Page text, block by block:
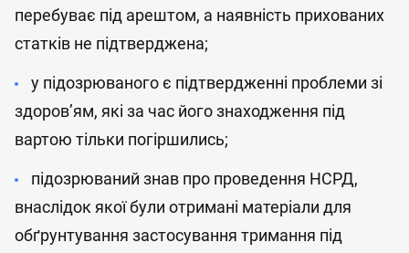
перебуває під арештом, а наявність прихованих
статків не підтверджена;
у підозрюваного є підтвердженні проблеми зі
здоров’ям, які за час його знаходження під
вартою тільки погіршились;
підозрюваний знав про проведення НСРД,
внаслідок якої були отримані матеріали для
обґрунтування застосування тримання під